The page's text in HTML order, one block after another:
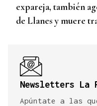
expareja, también
de Llanes y muere
Newsletters La
Apúntate a las